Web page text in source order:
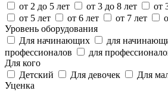
от 2 до 5 лет
от 3 до 8 лет от
от 5 лет
от 6 лет от 7 лет
Уровень оборудования
Для начинающих
для
профессионалов
для
Для кого
Детский
Для девочек Для
Уценка